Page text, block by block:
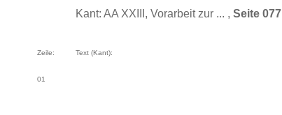
Kant: AA XXIII, Vorarbeit zur ... , Seite 077
Zeile: Text (Kant):
01